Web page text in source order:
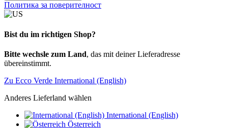
Политика за поверителност
Bist du im richtigen Shop?
Bitte wechsle zum Land, das mit deiner Lieferadresse
übereinstimmt.
Zu Ecco Verde International (English)
Anderes Lieferland wählen
International (English)
Österreich